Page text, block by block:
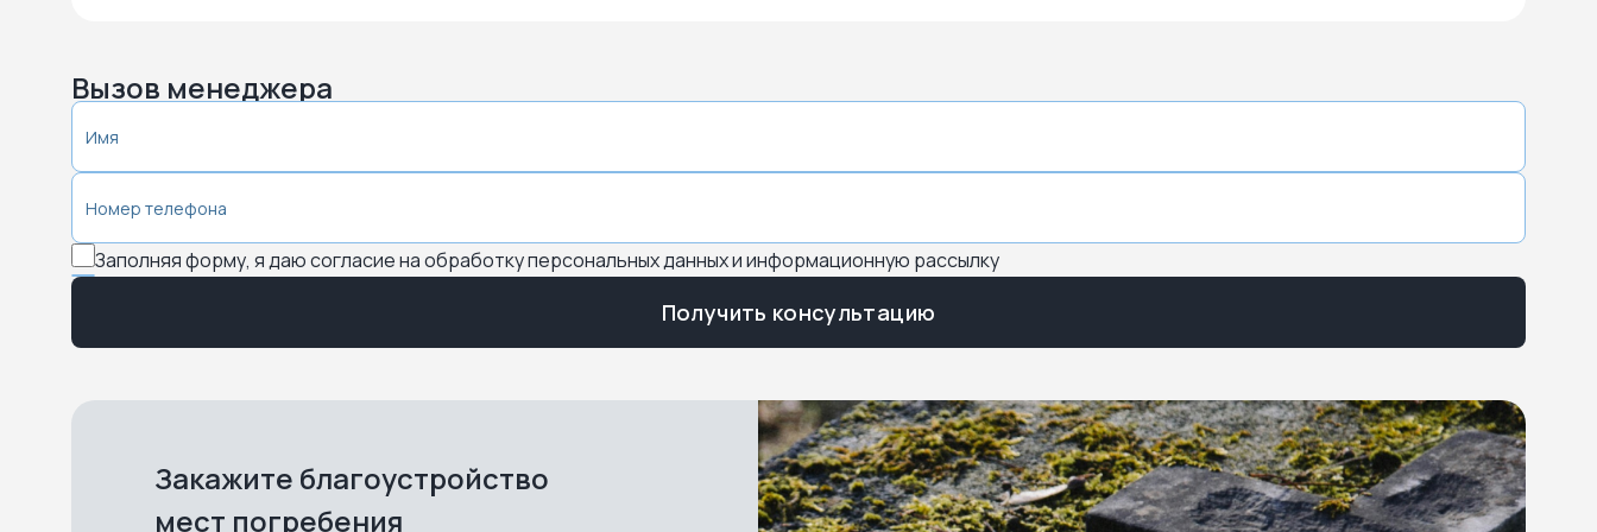
Вызов менеджера
Заполняя форму, я даю согласие на обработку персональных данных и информационную рассылку
Получить консультацию
Закажите благоустройство
мест погребения